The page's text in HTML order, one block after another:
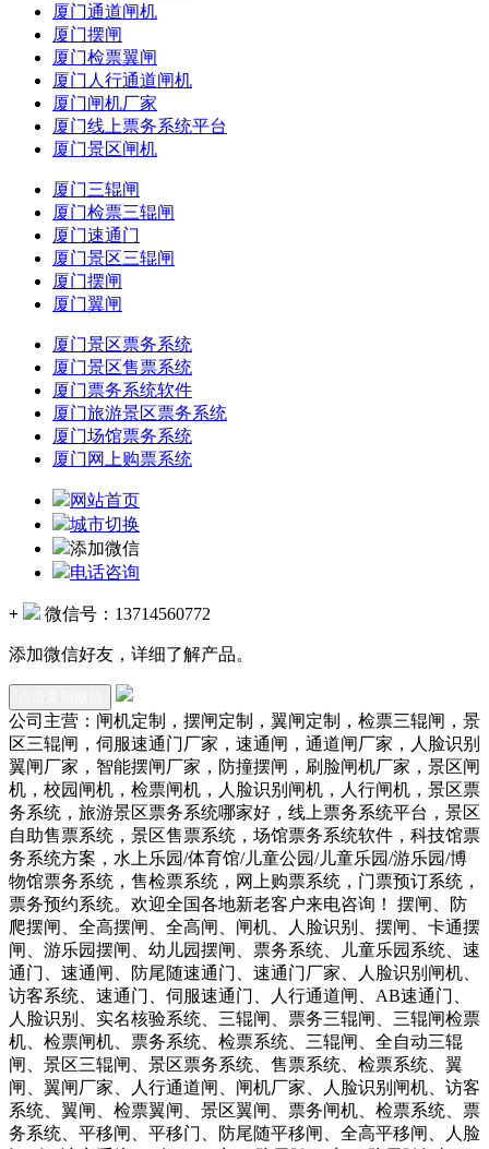
厦门通道闸机
厦门摆闸
厦门检票翼闸
厦门人行通道闸机
厦门闸机厂家
厦门线上票务系统平台
厦门景区闸机
厦门三辊闸
厦门检票三辊闸
厦门速通门
厦门景区三辊闸
厦门摆闸
厦门翼闸
厦门景区票务系统
厦门景区售票系统
厦门票务系统软件
厦门旅游景区票务系统
厦门场馆票务系统
厦门网上购票系统
网站首页
城市切换
添加微信
电话咨询
+ 微信号： 13714560772
添加微信好友，详细了解产品。
公司主营：闸机定制，摆闸定制，翼闸定制，检票三辊闸，景
区三辊闸，伺服速通门厂家，速通闸，通道闸厂家，人脸识别
翼闸厂家，智能摆闸厂家，防撞摆闸，刷脸闸机厂家，景区闸
机，校园闸机，检票闸机，人脸识别闸机，人行闸机，景区票
务系统，旅游景区票务系统哪家好，线上票务系统平台，景区
自助售票系统，景区售票系统，场馆票务系统软件，科技馆票
务系统方案，水上乐园/体育馆/儿童公园/儿童乐园/游乐园/博
物馆票务系统，售检票系统，网上购票系统，门票预订系统，
票务预约系统。欢迎全国各地新老客户来电咨询！ 摆闸、防
爬摆闸、全高摆闸、全高闸、闸机、人脸识别、摆闸、卡通摆
闸、游乐园摆闸、幼儿园摆闸、票务系统、儿童乐园系统、速
通门、速通闸、防尾随速通门、速通门厂家、人脸识别闸机、
访客系统、速通门、伺服速通门、人行通道闸、AB速通门、
人脸识别、实名核验系统、三辊闸、票务三辊闸、三辊闸检票
机、检票闸机、票务系统、检票系统、三辊闸、全自动三辊
闸、景区三辊闸、景区票务系统、售票系统、检票系统、翼
闸、翼闸厂家、人行通道闸、闸机厂家、人脸识别闸机、访客
系统、翼闸、检票翼闸、景区翼闸、票务闸机、检票系统、票
务系统、平移闸、平移门、防尾随平移闸、全高平移闸、人脸